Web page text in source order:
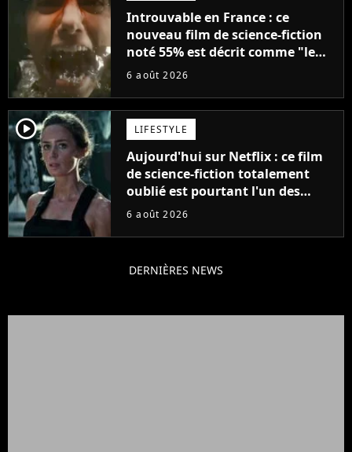
Introuvable en France : ce
nouveau film de science-fiction
noté 55% est décrit comme "le
plus stupide de l'année"
6 août 2026
player2 LIFESTYLE
Aujourd'hui sur Netflix : ce film
de science-fiction totalement
oublié est pourtant l'un des
meilleurs des années 2010
6 août 2026
DERNIÈRES NEWS